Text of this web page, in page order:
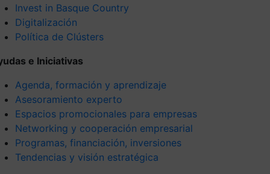
Invest in Basque Country
Digitalización
Política de Clústers
e Iniciativas
Agenda, formación y aprendizaje
Asesoramiento experto
Espacios promocionales para empresas
Networking y cooperación empresarial
Programas, financiación, inversiones
Tendencias y visión estratégica